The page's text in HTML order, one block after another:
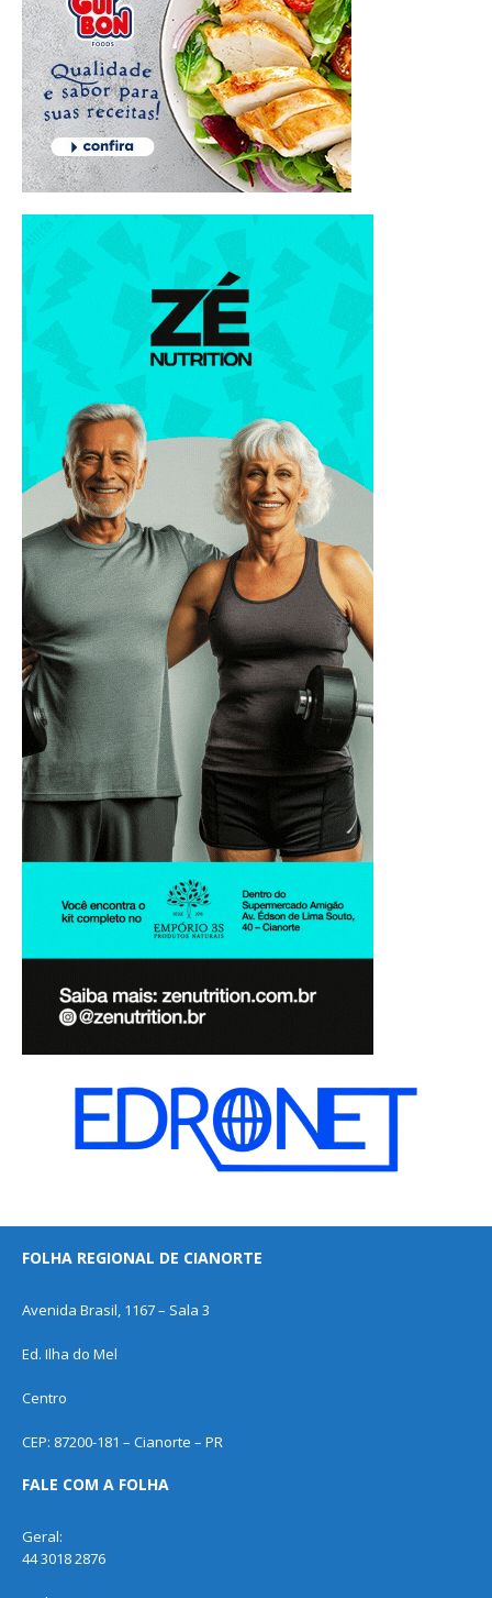
FOLHA REGIONAL DE CIANORTE
Avenida Brasil, 1167 – Sala 3
Ed. Ilha do Mel
Centro
CEP: 87200-181 – Cianorte – PR
FALE COM A FOLHA
Geral:
44 3018 2876